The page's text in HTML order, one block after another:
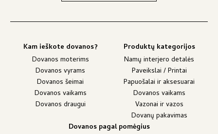
Kam ieškote dovanos?
Dovanos moterims
Dovanos vyrams
Dovanos šeimai
Dovanos vaikams
Dovanos draugui
Produktų kategorijos
Namų interjero detalės
Paveikslai / Printai
Papuošalai ir aksesuarai
Dovanos vaikams
Vazonai ir vazos
Dovanų pakavimas
Dovanos pagal pomėgius